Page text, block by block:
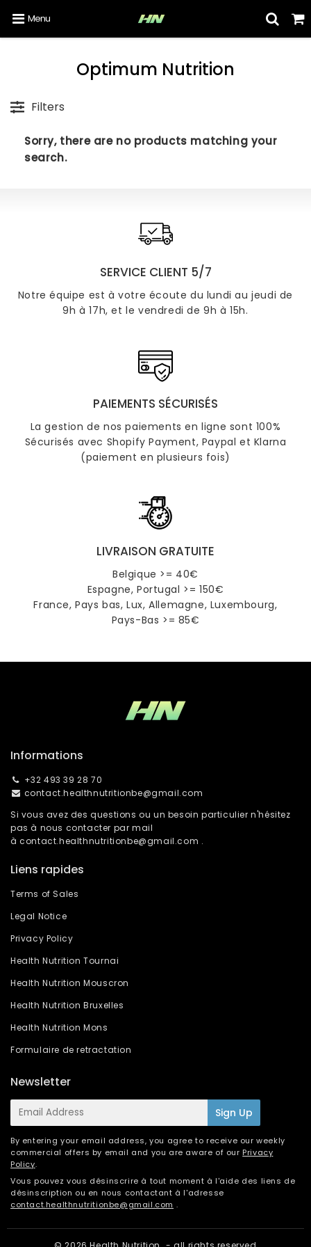
Menu
Optimum Nutrition
Filters
Sorry, there are no products matching your
search.
SERVICE CLIENT 5/7
Notre équipe est à votre écoute du lundi au jeudi de
9h à 17h, et le vendredi de 9h à 15h.
PAIEMENTS SÉCURISÉS
La gestion de nos paiements en ligne sont 100%
Sécurisés avec Shopify Payment, Paypal et Klarna
(paiement en plusieurs fois)
LIVRAISON GRATUITE
Belgique >= 40€
Espagne, Portugal >= 150€
France, Pays bas, Lux, Allemagne, Luxembourg,
Pays-Bas >= 85€
Informations
+32 493 39 28 70
contact.healthnutritionbe@gmail.com
Si vous avez des questions ou un besoin particulier n'hésitez
pas à nous contacter par mail
àcontact.healthnutritionbe@gmail.com .
Liens rapides
Terms of Sales
Legal Notice
Privacy Policy
Health Nutrition Tournai
Health Nutrition Mouscron
Health Nutrition Bruxelles
Health Nutrition Mons
Formulaire de retractation
Newsletter
E-
mail
Sign Up
By entering your email address, you agree to receive our weekly
commercial offers by email and you are aware of our Privacy
Policy.
Vous pouvez vous désinscrire à tout moment à l'aide des liens de
désinscription ou en nous contactant à l'adresse
contact.healthnutritionbe@gmail.com .